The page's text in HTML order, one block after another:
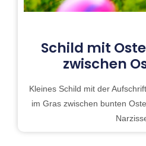
Schild mit
zwischen
Kleines Schild mit der
im Gras zwischen bunten